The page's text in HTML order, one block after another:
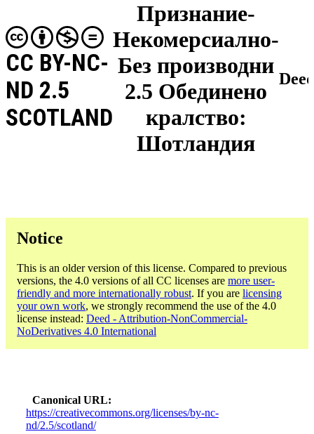
Признание-
Некомерсиално-
Без производни
2.5 Обединено
кралство:
Шотландия
CC BY-NC-
ND 2.5
SCOTLAND
Notice
This is an older version of this license. Compared to previous
versions, the 4.0 versions of all CC licenses are more user-
friendly and more internationally robust. If you are licensing
your own work, we strongly recommend the use of the 4.0
license instead: Deed - Attribution-NonCommercial-
NoDerivatives 4.0 International
Canonical URL
https://creativecommons.org/licenses/by-nc-
nd/2.5/scotland/